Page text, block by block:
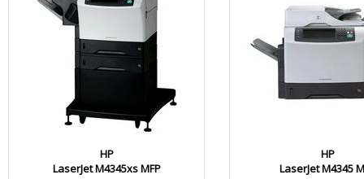
HP
LaserJet M4345xs MFP
HP
LaserJet M4345